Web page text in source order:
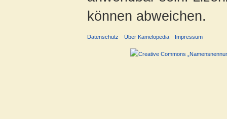
können abweichen.
Datenschutz Über Kamelopedia Impressum